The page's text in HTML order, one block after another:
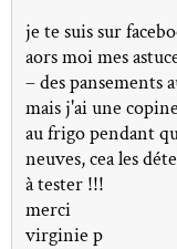
je te suis sur
aors moi mes
– des pansements
mais j'ai une
au frigo pendant
neuves, cea les
à tester !!!
merci
virginie p